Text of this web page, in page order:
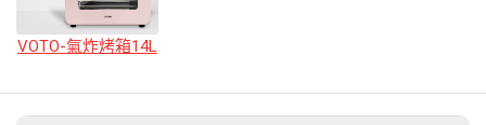
VOTO-氣炸烤箱14L